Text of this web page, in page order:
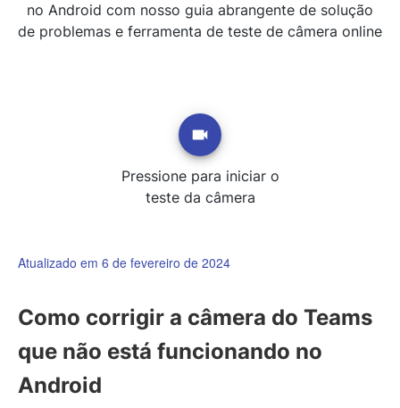
no Android com nosso guia abrangente de solução
de problemas e ferramenta de teste de câmera online
Pressione para iniciar o
teste da câmera
Atualizado em 6 de fevereiro de 2024
Como corrigir a câmera do Teams
que não está funcionando no
Android